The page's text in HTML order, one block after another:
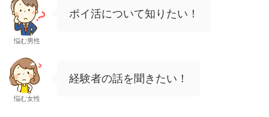
悩む男性
ポイ活について知りたい！
悩む女性
経験者の話を聞きたい！